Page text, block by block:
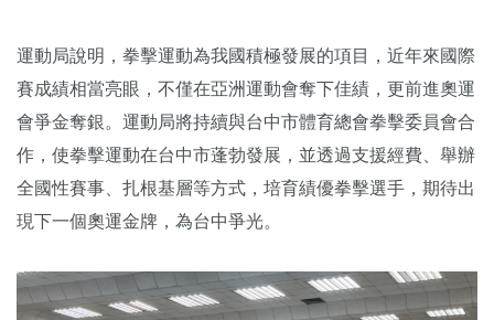
運動局說明，拳擊運動為我國積極發展的項目，近年來國際
賽成績相當亮眼，不僅在亞洲運動會奪下佳績，更前進奧運
會爭金奪銀。運動局將持續與台中市體育總會拳擊委員會合
作，使拳擊運動在台中市蓬勃發展，並透過支援經費、舉辦
全國性賽事、扎根基層等方式，培育績優拳擊選手，期待出
現下一個奧運金牌，為台中爭光。